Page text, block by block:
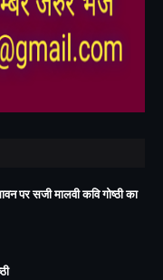
पर सजी मालवी कवि गोष्ठी का